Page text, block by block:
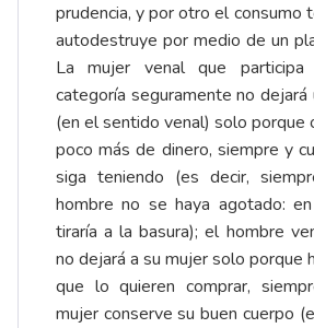
prudencia, y por otro el consumo
autodestruye por medio de un
La mujer venal que
categoría seguramente no dejará
(en el sentido venal) solo porque
poco más de dinero, siempre y
siga teniendo (es decir,
hombre no se haya agotado:
tiraría a la basura); el hombre
no dejará a su mujer solo porque
que lo quieren comprar,
mujer conserve su buen cuerpo